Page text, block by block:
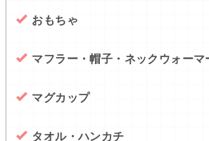
おもちゃ
マフラー・帽子・ネックウォーマ
マグカップ
タオル・ハンカチ